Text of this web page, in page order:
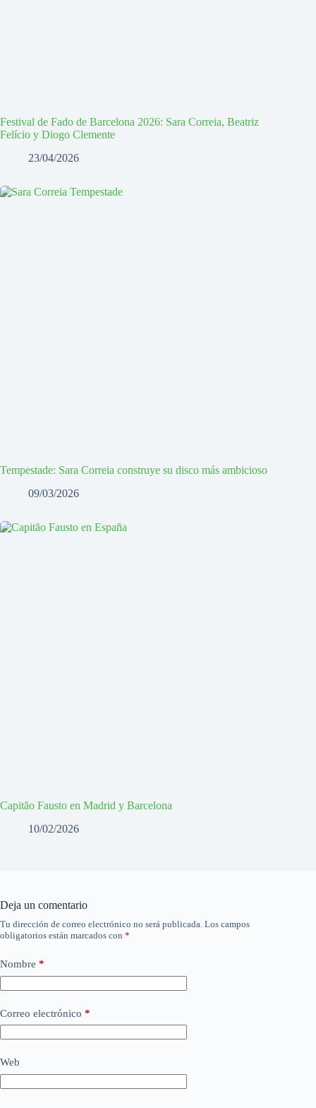
Festival de Fado de Barcelona 2026: Sara Correia, Beatriz
Felício y Diogo Clemente
23/04/2026
Tempestade: Sara Correia construye su disco más ambicioso
09/03/2026
Capitão Fausto en Madrid y Barcelona
10/02/2026
Deja un comentario
Tu dirección de correo electrónico no será publicada. Los campos
obligatorios están marcados con *
Nombre *
Correo electrónico *
Web